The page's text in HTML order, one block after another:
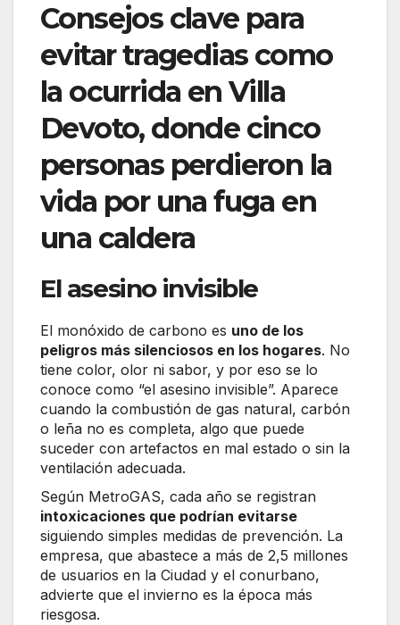
Consejos clave para
evitar tragedias como
la ocurrida en Villa
Devoto, donde cinco
personas perdieron la
vida por una fuga en
una caldera
El asesino invisible
El monóxido de carbono es uno de los
peligros más silenciosos en los hogares. No
tiene color, olor ni sabor, y por eso se lo
conoce como “el asesino invisible”. Aparece
cuando la combustión de gas natural, carbón
o leña no es completa, algo que puede
suceder con artefactos en mal estado o sin la
ventilación adecuada.
Según MetroGAS, cada año se registran
intoxicaciones que podrían evitarse
siguiendo simples medidas de prevención. La
empresa, que abastece a más de 2,5 millones
de usuarios en la Ciudad y el conurbano,
advierte que el invierno es la época más
riesgosa.